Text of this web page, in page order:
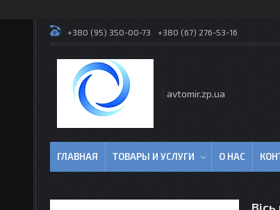
+380 (95) 350-00-73 +380 (67) 276-53-16
avtomir.zp.ua
ГЛАВНАЯ ТОВАРЫ И УСЛУГИ О НАС